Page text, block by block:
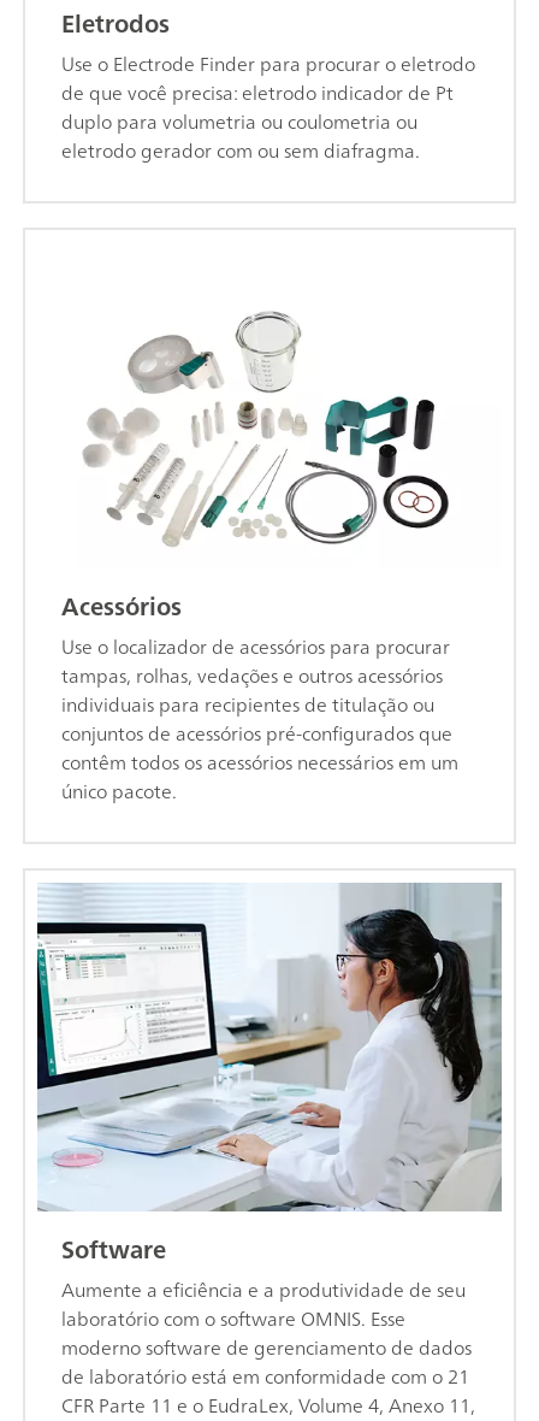
Eletrodos
Use o Electrode Finder para procurar o eletrodo
de que você precisa: eletrodo indicador de Pt
duplo para volumetria ou coulometria ou
eletrodo gerador com ou sem diafragma.
Acessórios
Use o localizador de acessórios para procurar
tampas, rolhas, vedações e outros acessórios
individuais para recipientes de titulação ou
conjuntos de acessórios pré-configurados que
contêm todos os acessórios necessários em um
único pacote.
Software
Aumente a eficiência e a produtividade de seu
laboratório com o software OMNIS. Esse
moderno software de gerenciamento de dados
de laboratório está em conformidade com o 21
CFR Parte 11 e o EudraLex, Volume 4, Anexo 11,